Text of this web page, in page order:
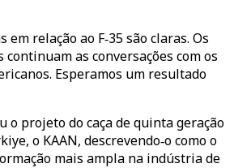
em relação ao F‑35 são claras. Os
continuam as conversações com os
Esperamos um resultado
o projeto do caça de quinta geração
o KAAN, descrevendo‑o como o
mais ampla na indústria de